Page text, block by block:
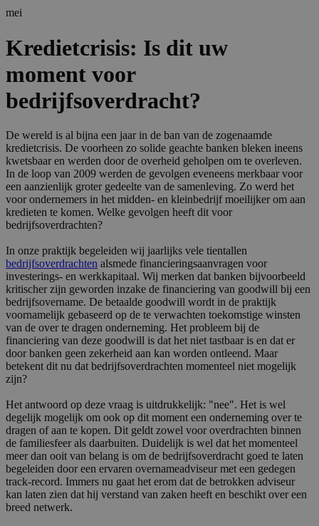
mei
Kredietcrisis: Is dit uw
moment voor
bedrijfsoverdracht?
De wereld is al bijna een jaar in de ban van de zogenaamde
kredietcrisis. De voorheen zo solide geachte banken bleken ineens
kwetsbaar en werden door de overheid geholpen om te overleven.
In de loop van 2009 werden de gevolgen eveneens merkbaar voor
een aanzienlijk groter gedeelte van de samenleving. Zo werd het
voor ondernemers in het midden- en kleinbedrijf moeilijker om aan
kredieten te komen. Welke gevolgen heeft dit voor
bedrijfsoverdrachten?
In onze praktijk begeleiden wij jaarlijks vele tientallen
bedrijfsoverdrachten alsmede financieringsaanvragen voor
investerings- en werkkapitaal. Wij merken dat banken bijvoorbeeld
kritischer zijn geworden inzake de financiering van goodwill bij een
bedrijfsovername. De betaalde goodwill wordt in de praktijk
voornamelijk gebaseerd op de te verwachten toekomstige winsten
van de over te dragen onderneming. Het probleem bij de
financiering van deze goodwill is dat het niet tastbaar is en dat er
door banken geen zekerheid aan kan worden ontleend. Maar
betekent dit nu dat bedrijfsoverdrachten momenteel niet mogelijk
zijn?
Het antwoord op deze vraag is uitdrukkelijk: "nee". Het is wel
degelijk mogelijk om ook op dit moment een onderneming over te
dragen of aan te kopen. Dit geldt zowel voor overdrachten binnen
de familiesfeer als daarbuiten. Duidelijk is wel dat het momenteel
meer dan ooit van belang is om de bedrijfsoverdracht goed te laten
begeleiden door een ervaren overnameadviseur met een gedegen
track-record. Immers nu gaat het erom dat de betrokken adviseur
kan laten zien dat hij verstand van zaken heeft en beschikt over een
breed netwerk.